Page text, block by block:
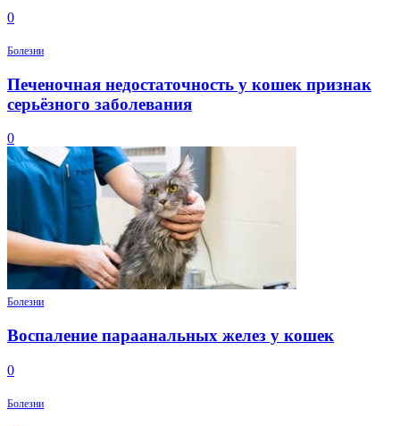
0
Болезни
Печеночная недостаточность у кошек признак
серьёзного заболевания
0
Болезни
Воспаление параанальных желез у кошек
0
Болезни